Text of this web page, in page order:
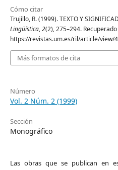
Cómo citar
Trujillo, R. (1999). TEXTO Y
Lingüística,2(2), 275–294.
https://revistas.um.es/ril/article/view/
Más formatos de cita
Número
Vol. 2 Núm. 2 (1999)
Sección
Monográfico
Las obras que se publican en